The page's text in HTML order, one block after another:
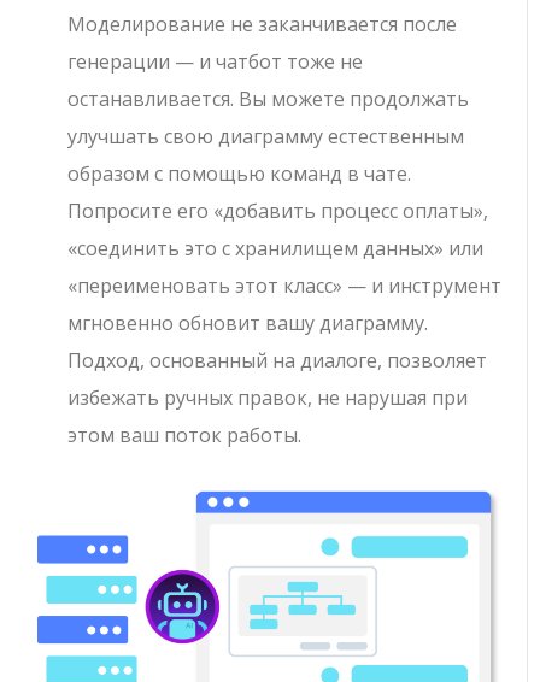
Моделирование не заканчивается после
генерации — и чатбот тоже не
останавливается. Вы можете продолжать
улучшать свою диаграмму естественным
образом с помощью команд в чате.
Попросите его «добавить процесс оплаты»,
«соединить это с хранилищем данных» или
«переименовать этот класс» — и инструмент
мгновенно обновит вашу диаграмму.
Подход, основанный на диалоге, позволяет
избежать ручных правок, не нарушая при
этом ваш поток работы.